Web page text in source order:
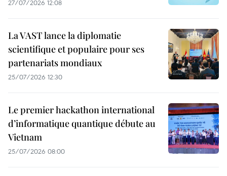
27/07/2026 12:08
La VAST lance la diplomatie
scientifique et populaire pour ses
partenariats mondiaux
25/07/2026 12:30
Le premier hackathon international
d’informatique quantique débute au
Vietnam
25/07/2026 08:00